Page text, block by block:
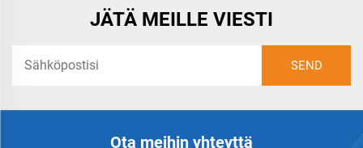
JÄTÄ MEILLE VIESTI
Ota meihin yhteyttä